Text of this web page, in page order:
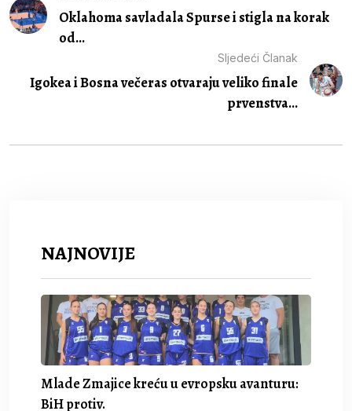
Oklahoma savladala Spurse i stigla na korak
od...
Sljedeći Članak
Igokea i Bosna večeras otvaraju veliko finale
prvenstva...
NAJNOVIJE
Mlade Zmajice kreću u evropsku avanturu:
BiH protiv.